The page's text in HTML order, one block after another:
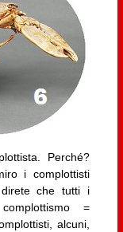
Perché?
i complottisti
che tutti i
=
alcuni,